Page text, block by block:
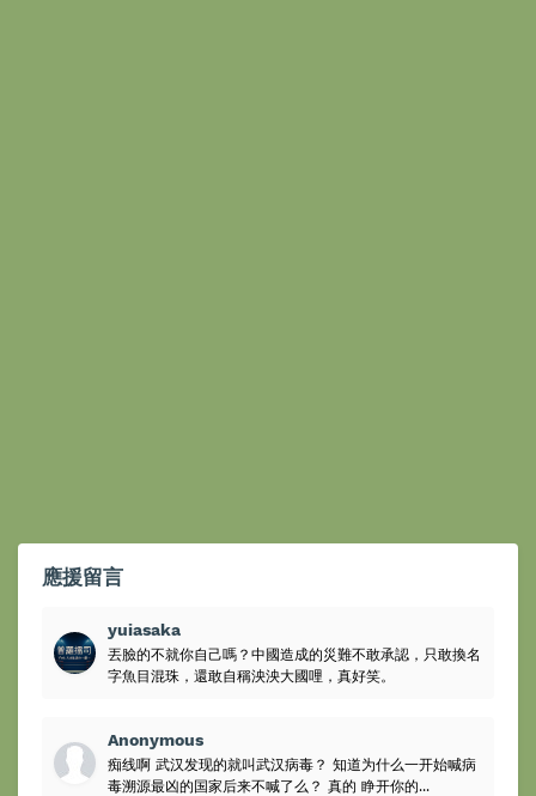
應援留言
yuiasaka
丟臉的不就你自己嗎？中國造成的災難不敢承認，只敢換名
字魚目混珠，還敢自稱泱泱大國哩，真好笑。
Anonymous
痴线啊 武汉发现的就叫武汉病毒？ 知道为什么一开始喊病
毒溯源最凶的国家后来不喊了么？ 真的 睁开你的...